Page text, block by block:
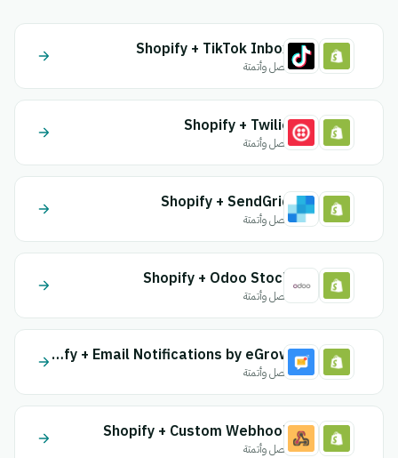
Shopify + TikTok Inbox
اتصل وأتمتة
Shopify + Twilio
اتصل وأتمتة
Shopify + SendGrid
اتصل وأتمتة
Shopify + Odoo Stock
اتصل وأتمتة
Shopify + Email Notifications by eGrow
اتصل وأتمتة
Shopify + Custom Webhook
اتصل وأتمتة